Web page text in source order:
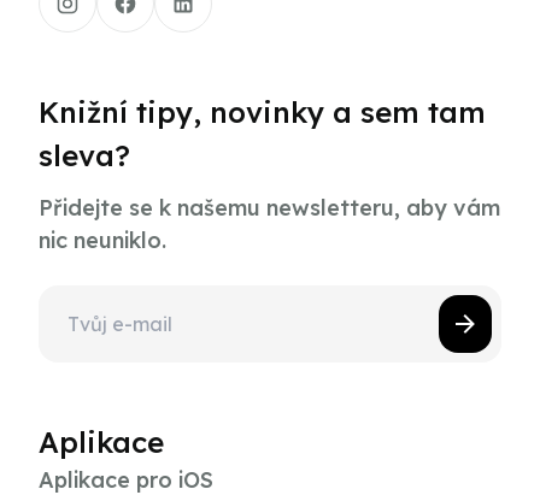
Knižní tipy, novinky a sem tam
sleva?
Přidejte se k našemu newsletteru, aby vám
nic neuniklo.
Aplikace
Aplikace pro iOS